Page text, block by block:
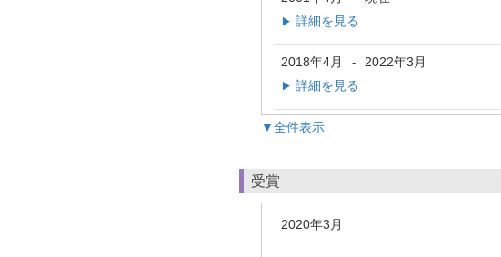
▶ 詳細を見る
2018年4月 - 2022年3月
▶ 詳細を見る
▼全件表示
受賞
2020年3月